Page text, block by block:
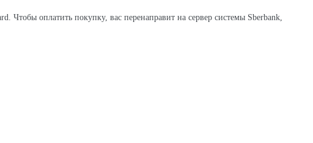
Чтобы оплатить покупку, вас перенаправит на сервер системы Sberbank,